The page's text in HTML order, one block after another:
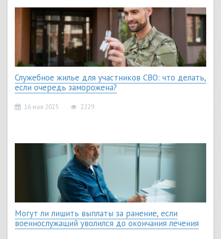
Служебное жилье для участников СВО: что делать,
если очередь заморожена?
16 мая 2025 2229
Могут ли лишить выплаты за ранение, если
военнослужащий уволился до окончания лечения